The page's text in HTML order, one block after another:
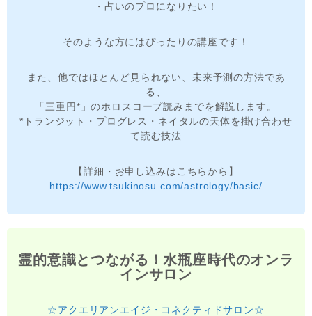
・占いのプロになりたい！
そのような方にはぴったりの講座です！
また、他ではほとんど見られない、未来予測の方法であ
る、
「三重円*」のホロスコープ読みまでを解説します。
*トランジット・プログレス・ネイタルの天体を掛け合わせ
て読む技法
【詳細・お申し込みはこちらから】
https://www.tsukinosu.com/astrology/basic/
霊的意識とつながる！水瓶座時代のオンラ
インサロン
☆アクエリアンエイジ・コネクティドサロン☆